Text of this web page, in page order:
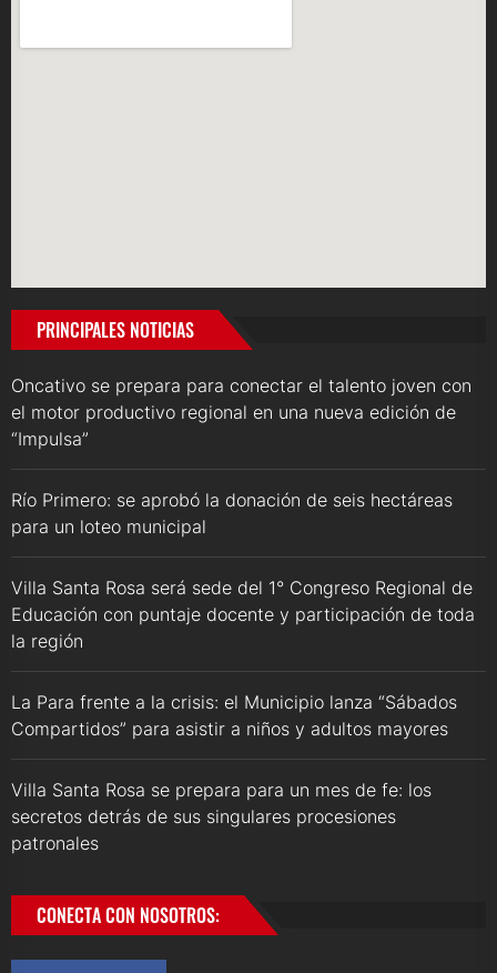
PRINCIPALES NOTICIAS
Oncativo se prepara para conectar el talento joven con
el motor productivo regional en una nueva edición de
“Impulsa”
Río Primero: se aprobó la donación de seis hectáreas
para un loteo municipal
Villa Santa Rosa será sede del 1° Congreso Regional de
Educación con puntaje docente y participación de toda
la región
La Para frente a la crisis: el Municipio lanza “Sábados
Compartidos” para asistir a niños y adultos mayores
Villa Santa Rosa se prepara para un mes de fe: los
secretos detrás de sus singulares procesiones
patronales
CONECTA CON NOSOTROS: